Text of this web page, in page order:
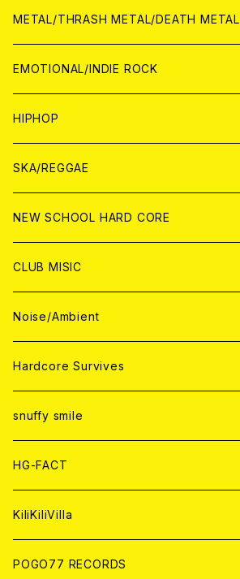
ANALOG
CD
ANALOG
CD
ANALOG
WORLD
CD
ANALOG
JAPAN
CD
ANALOG
WORLD
CD
ANALOG
METAL/THRASH METAL/DEATH METAL
JAPAN
CD
ANALOG
WORLD
ANALOG
CD
EMOTIONAL/INDIE ROCK
JAPAN
CD
ANALOG
WORLD
CD
ANALOG
HIPHOP
JAPAN
CD
ANALOG
WORLD
CD
ANALOG
SKA/REGGAE
JAPAN
CD
ANALOG
WORLD
CD
ANALOG
NEW SCHOOL HARD CORE
JAPAN
CD
ANALOG
WORLD
CD
ANALOG
CLUB MISIC
JAPAN
CD
ANALOG
WORLD
CD
ANALOG
Noise/Ambient
JAPAN
CD
ANALOG
WORLD
CD
ANALOG
Hardcore Survives
snuffy smile
HG-FACT
KiliKiliVilla
POGO77 RECORDS